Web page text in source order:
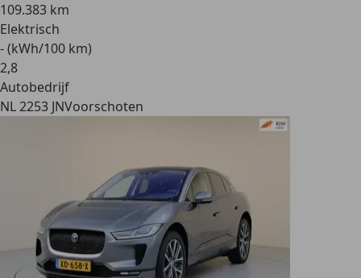
109.383 km
Elektrisch
- (kWh/100 km)
2,8
Autobedrijf
NL 2253 JNVoorschoten